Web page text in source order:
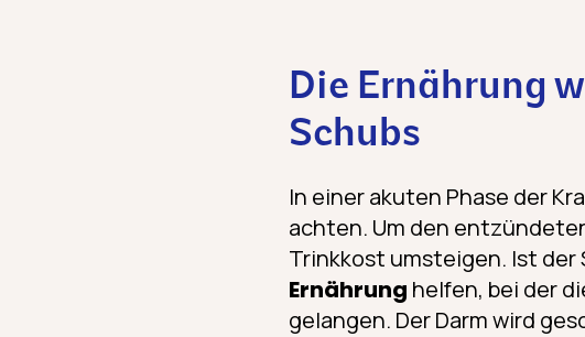
Die Ernährung
Schubs
In einer akuten Phase der
achten. Um den
Trinkkost umsteigen. Ist der
Ernährung helfen, bei der
gelangen. Der Darm wird